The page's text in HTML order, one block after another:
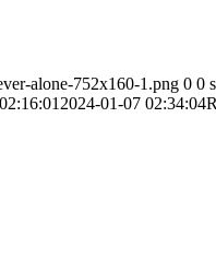
alone-752x160-1.png 0 0
2024-01-07 02:34:04